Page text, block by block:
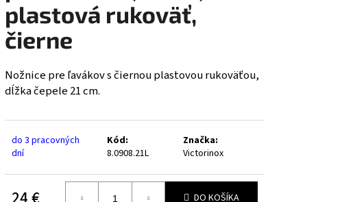
plastová rukoväť,
čierne
Nožnice pre ľavákov s čiernou plastovou rukoväťou,
dĺžka čepele 21 cm.
do 3 pracovných
dní
Kód:
8.0908.21L
Značka:
Victorinox
DO KOŠÍKA